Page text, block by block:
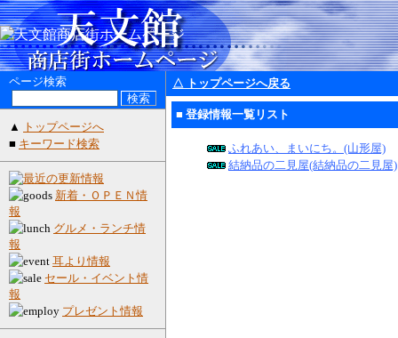
ページ検索
▲
トップページへ
■ キーワード検索
新着・ＯＰＥＮ情
報
グルメ・ランチ情
報
耳より情報
セール・イベント情
報
プレゼント情報
△ トップページへ戻る
■ 登録情報一覧リスト
ふれあい、まいにち。(山形屋)
結納品の二見屋(結納品の二見屋)